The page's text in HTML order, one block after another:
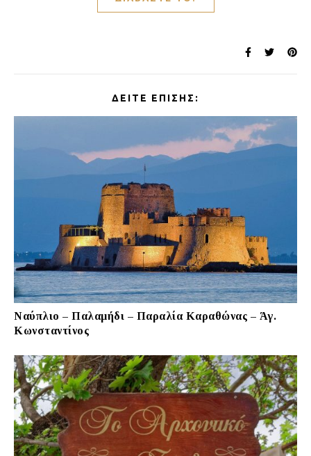
ΔΕΊΤΕ ΕΠΊΣΗΣ:
Ναύπλιο – Παλαμήδι – Παραλία Καραθώνας – Άγ.
Κωνσταντίνος